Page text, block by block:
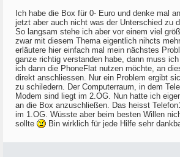
Ich habe die Box für 0- Euro und denke mal
jetzt aber auch nicht was der Unterschied zu
So langsam stehe ich aber vor einem viel
zwar mit diesem Thema eigentlich nihcts
erläutere hier einfach mal mein nächstes
ganze richtig verstanden habe, dann muss
ich dann die PhoneFlat nutzen möchte, an
direkt anschliessen. Nur ein Problem ergibt
zu schiledern. Der Computerraum, in dem
Modem sind liegt im 2.OG. Nun hatte ich
an die Box anzuschließen. Das heisst
im 1.OG. Wüsste aber beim besten Willen
sollte
Bin wirklich für jede Hilfe sehr